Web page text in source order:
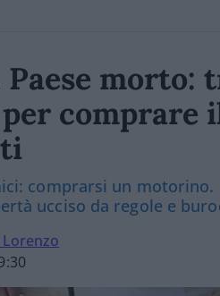
Paese morto:
comprare
comprarsi un
ucciso da regole e